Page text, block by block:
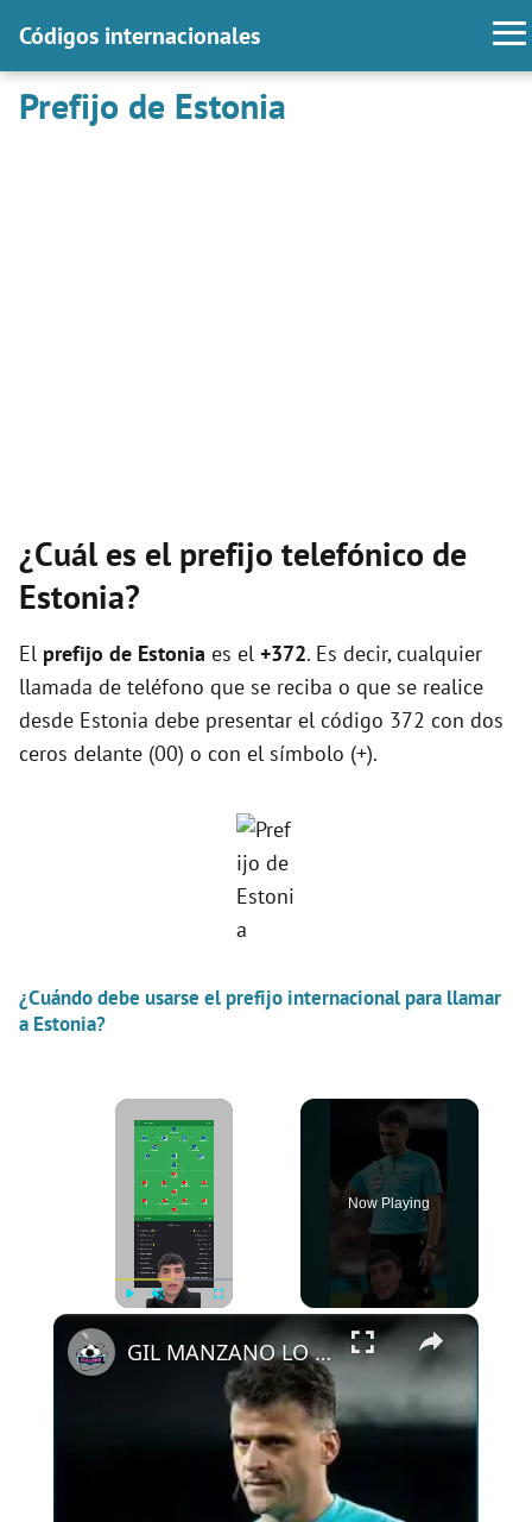
Códigos internacionales
Prefijo de Estonia
¿Cuál es el prefijo telefónico de
Estonia?
El prefijo de Estonia es el +372. Es decir, cualquier
llamada de teléfono que se reciba o que se realice
desde Estonia debe presentar el código 372 con dos
ceros delante (00) o con el símbolo (+).
¿Cuándo debe usarse el prefijo internacional para llamar
a Estonia?
×
Now Playing
×
GIL MANZANO LO HA HECHO OTRA VEZ